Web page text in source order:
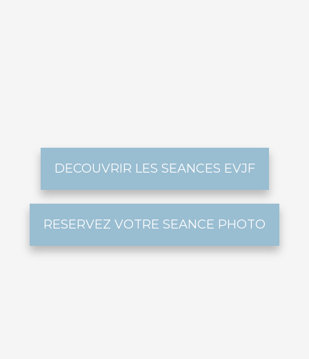
DECOUVRIR LES SEANCES EVJF
RESERVEZ VOTRE SEANCE PHOTO